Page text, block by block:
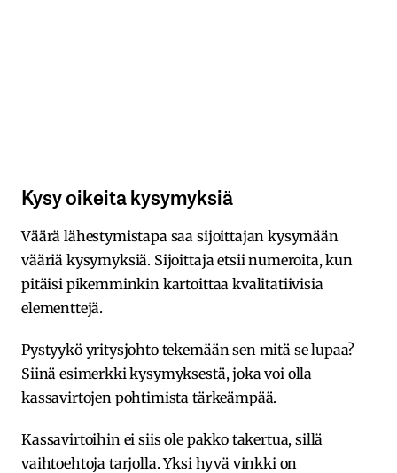
Kysy oikeita kysymyksiä
Väärä lähestymistapa saa sijoittajan kysymään
vääriä kysymyksiä. Sijoittaja etsii numeroita, kun
pitäisi pikemminkin kartoittaa kvalitatiivisia
elementtejä.
Pystyykö yritysjohto tekemään sen mitä se lupaa?
Siinä esimerkki kysymyksestä, joka voi olla
kassavirtojen pohtimista tärkeämpää.
Kassavirtoihin ei siis ole pakko takertua, sillä
vaihtoehtoja tarjolla. Yksi hyvä vinkki on